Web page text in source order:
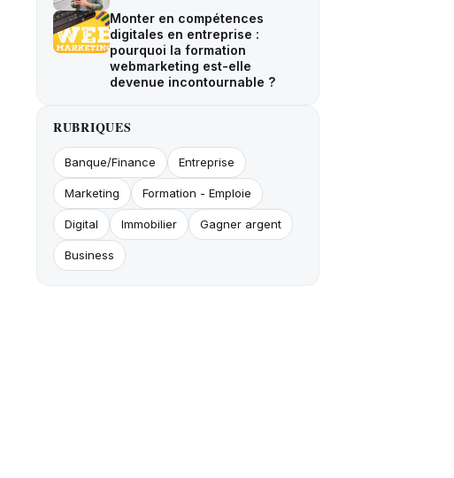
Monter en compétences
digitales en entreprise :
pourquoi la formation
webmarketing est-elle
devenue incontournable ?
RUBRIQUES
Banque/Finance Entreprise
Marketing Formation - Emploie
Digital Immobilier Gagner argent
Business